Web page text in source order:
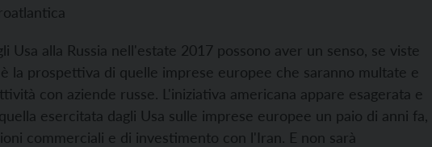
Usa alla Russia nell'estate 2017 possono aver un senso, se viste
la prospettiva di quelle imprese europee che saranno multate e
con aziende russe. L'iniziativa americana appare esagerata e
esercitata dagli Usa sulle imprese europee un paio di anni fa,
commerciali e di investimento con l'Iran. E non sarà